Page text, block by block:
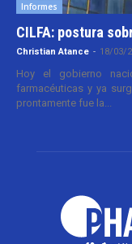
Informes
CILFA: postura
Christian Atance - 18/03/
Hoy el gobierno
farmacéuticas y ya
prontamente fue la...